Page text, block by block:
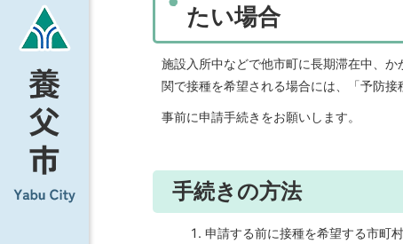
たい場合
施設入所中などで他市町に長期滞在中、
関で接種を希望される場合には、「予防接
事前に申請手続きをお願いします。
手続きの方法
申請する前に接種を希望する市町